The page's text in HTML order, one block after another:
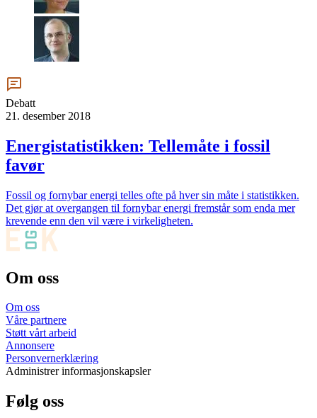
Debatt
21. desember 2018
Energistatistikken: Tellemåte i fossil
favør
Fossil og fornybar energi telles ofte på hver sin måte i statistikken.
Det gjør at overgangen til fornybar energi fremstår som enda mer
krevende enn den vil være i virkeligheten.
Om oss
Om oss
Våre partnere
Støtt vårt arbeid
Annonsere
Personvernerklæring
Administrer informasjonskapsler
Følg oss